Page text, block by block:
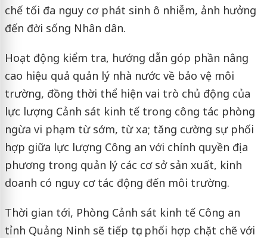
chế tối đa nguy cơ phát sinh ô nhiễm, ảnh hưởng
đến đời sống Nhân dân.
Hoạt động kiểm tra, hướng dẫn góp phần nâng
cao hiệu quả quản lý nhà nước về bảo vệ môi
trường, đồng thời thể hiện vai trò chủ động của
lực lượng Cảnh sát kinh tế trong công tác phòng
ngừa vi phạm từ sớm, từ xa; tăng cường sự phối
hợp giữa lực lượng Công an với chính quyền địa
phương trong quản lý các cơ sở sản xuất, kinh
doanh có nguy cơ tác động đến môi trường.
Thời gian tới, Phòng Cảnh sát kinh tế Công an
tỉnh Quảng Ninh sẽ tiếp tục phối hợp chặt chẽ với